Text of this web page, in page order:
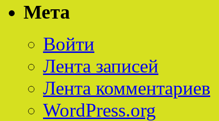
Мета
Войти
Лента записей
Лента комментариев
WordPress.org